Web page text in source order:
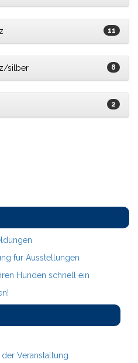
11
silber 8
2
fur Ausstellungen
Hunden schnell ein
Veranstaltung